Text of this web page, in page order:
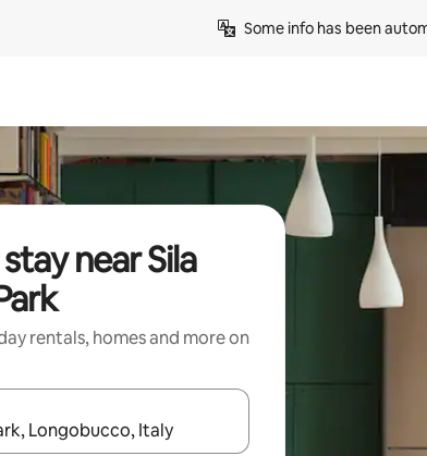
Some info has been
near Sila
rentals, homes and more on
navigate with the up and down arrow keys or